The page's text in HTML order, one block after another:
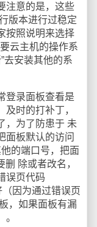
注意的是，这些
版本进行过稳定
按照说明来选择
云主机的操作系
去安装其他的系
录面板查看是
时的打补丁，
，为了防患于 未
面板默认的访问
的端口号，把面
除或者改名，
误页代码
因为通过错误页
，如果面板有漏